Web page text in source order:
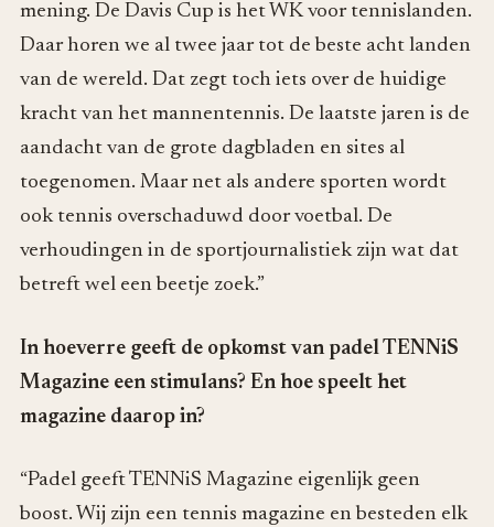
mening. De Davis Cup is het WK voor tennislanden.
Daar horen we al twee jaar tot de beste acht landen
van de wereld. Dat zegt toch iets over de huidige
kracht van het mannentennis. De laatste jaren is de
aandacht van de grote dagbladen en sites al
toegenomen. Maar net als andere sporten wordt
ook tennis overschaduwd door voetbal. De
verhoudingen in de sportjournalistiek zijn wat dat
betreft wel een beetje zoek.”
In hoeverre geeft de opkomst van padel TENNiS
Magazine een stimulans? En hoe speelt het
magazine daarop in?
“Padel geeft TENNiS Magazine eigenlijk geen
boost. Wij zijn een tennis magazine en besteden elk